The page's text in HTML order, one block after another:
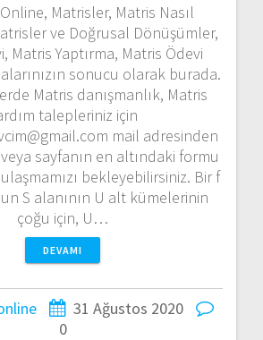
Matrisler, Matris Nasıl
ve Doğrusal Dönüşümler,
Matris Yaptırma, Matris Ödevi
sonucu olarak burada.
Matris danışmanlık, Matris
talepleriniz için
mail adresinden
sayfanın en altındaki formu
bekleyebilirsiniz. Bir f
S alanının U alt kümelerinin
çoğu için, U…
DEVAMI
31 Ağustos 2020
0